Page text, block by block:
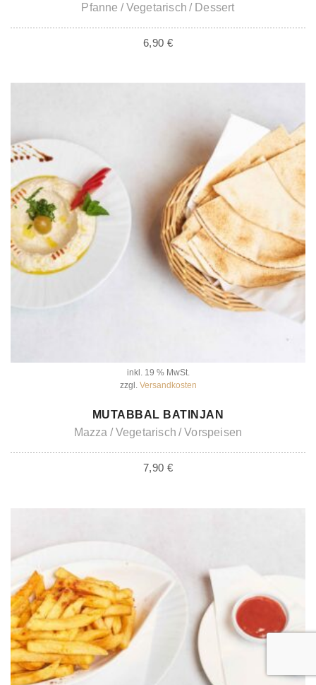
Pfanne
Vegetarisch Dessert
6,90 €
inkl. 19 % MwSt.
zzgl. Versandkosten
IN DEN WARENKORB
MUTABBAL BATINJAN
Mazza
Vegetarisch Vorspeisen
7,90 €